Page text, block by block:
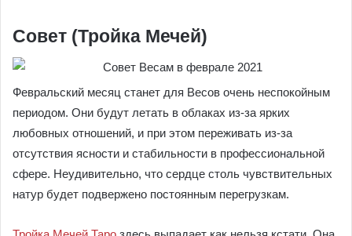
Совет (Тройка Мечей)
Февральский месяц станет для Весов очень неспокойным
периодом. Они будут летать в облаках из-за ярких
любовных отношений, и при этом переживать из-за
отсутствия ясности и стабильности в профессиональной
сфере. Неудивительно, что сердце столь чувствительных
натур будет подвержено постоянным перегрузкам.